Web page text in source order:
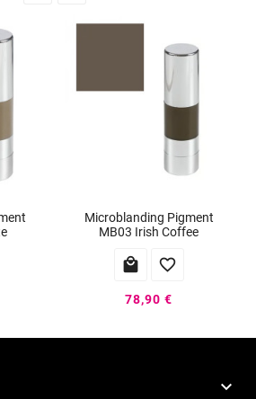
Microblanding Pigment
MB03 Irish Coffee
 
78,90 €
